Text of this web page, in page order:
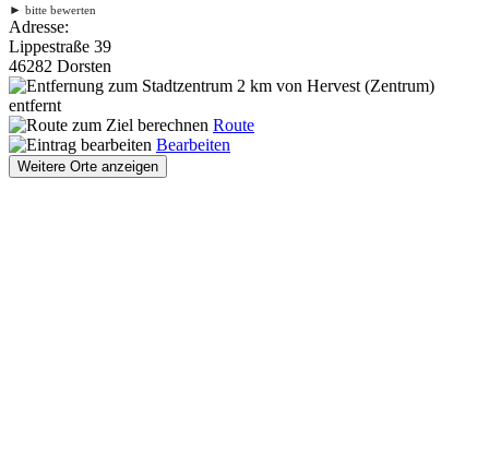
► bitte bewerten
Adresse:
Lippestraße 39
46282 Dorsten
2 km von Hervest (Zentrum)
entfernt
Route
Bearbeiten
Weitere Orte anzeigen